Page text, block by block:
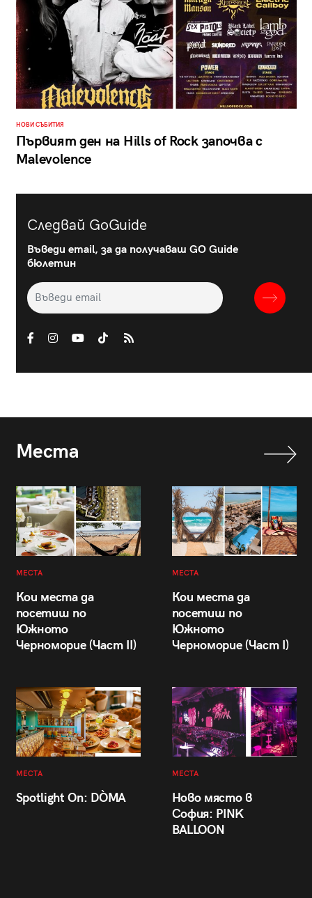
НОВИ СЪБИТИЯ
Първият ден на Hills of Rock започва с
Malevolence
Следвай GoGuide
Въведи email, за да получаваш GO Guide
бюлетин
Места
МЕСТА
Кои места да
посетиш по
Южното
Черноморие (Част II)
МЕСТА
Кои места да
посетиш по
Южното
Черноморие (Част I)
МЕСТА
Spotlight On: DÒMA
МЕСТА
Ново място в
София: PINK
BALLOON